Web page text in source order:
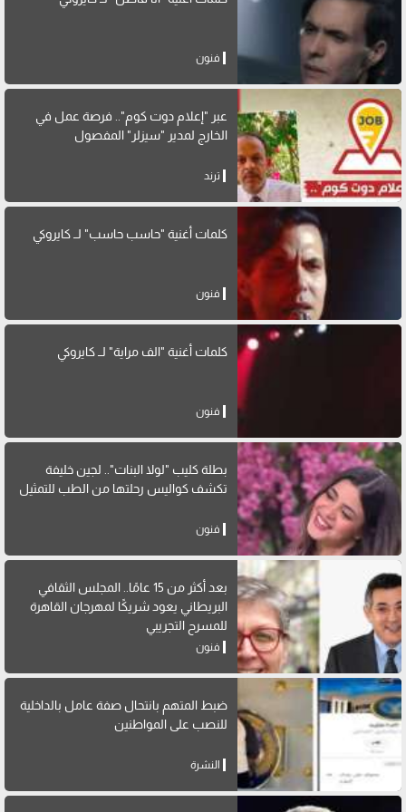
فنون
عبر "إعلام دوت كوم".. فرصة عمل في
الخارج لمدير "سيزلر" المفصول
ترند
كلمات أغنية "حاسب حاسب" لــ كايروكي
فنون
كلمات أغنية "الف مراية" لــ كايروكي
فنون
بطلة كليب "لولا البنات".. لجين خليفة
تكشف كواليس رحلتها من الطب للتمثيل
فنون
بعد أكثر من 15 عامًا.. المجلس الثقافي
البريطاني يعود شريكًا لمهرجان القاهرة
للمسرح التجريبي
فنون
ضبط المتهم بانتحال صفة عامل بالداخلية
للنصب على المواطنين
النشرة